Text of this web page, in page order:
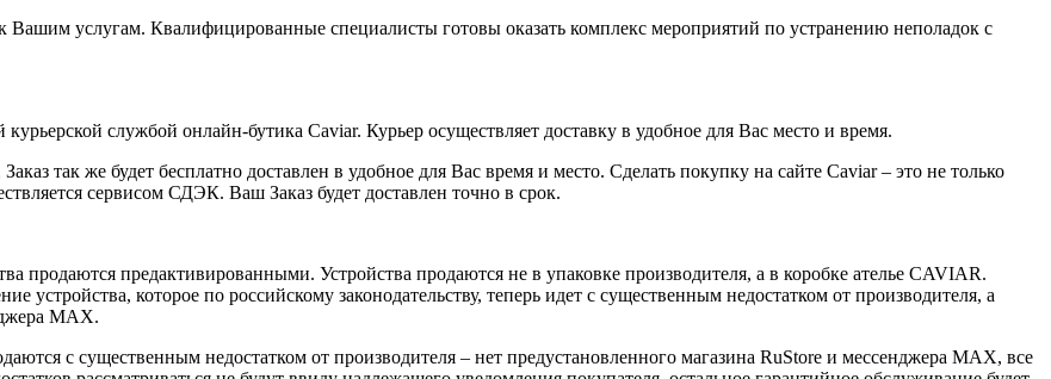
услугам. Квалифицированные специалисты готовы оказать комплекс мероприятий по устранению неполадок с
службой онлайн-бутика Caviar. Курьер осуществляет доставку в удобное для Вас место и время.
так же будет бесплатно доставлен в удобное для Вас время и место. Сделать покупку на сайте Caviar – это не только
сервисом СДЭК. Ваш Заказ будет доставлен точно в срок.
продаются предактивированными. Устройства продаются не в упаковке производителя, а в коробке ателье CAVIAR.
устройства, которое по российскому законодательству, теперь идет с существенным недостатком от производителя, а
MAX.
с существенным недостатком от производителя – нет предустановленного магазина RuStore и мессенджера MAX, все